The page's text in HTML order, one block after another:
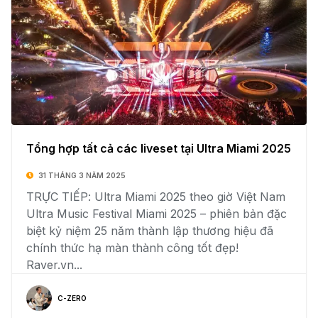
Tổng hợp tất cả các liveset tại Ultra Miami 2025
31 THÁNG 3 NĂM 2025
TRỰC TIẾP: Ultra Miami 2025 theo giờ Việt Nam
Ultra Music Festival Miami 2025 – phiên bản đặc
biệt kỷ niệm 25 năm thành lập thương hiệu đã
chính thức hạ màn thành công tốt đẹp!
Raver.vn...
C-ZERO